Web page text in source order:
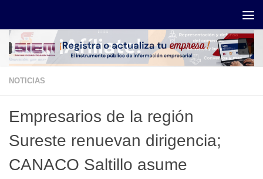
NOTICIAS
Empresarios de la región
Sureste renuevan dirigencia;
CANACO Saltillo asume